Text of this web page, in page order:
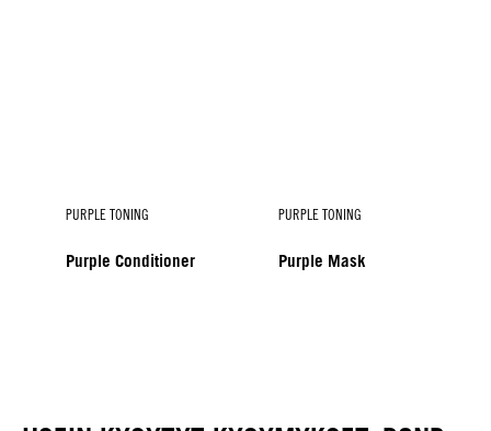
PURPLE TONING
Purple Conditioner
PURPLE TONING
Purple Mask